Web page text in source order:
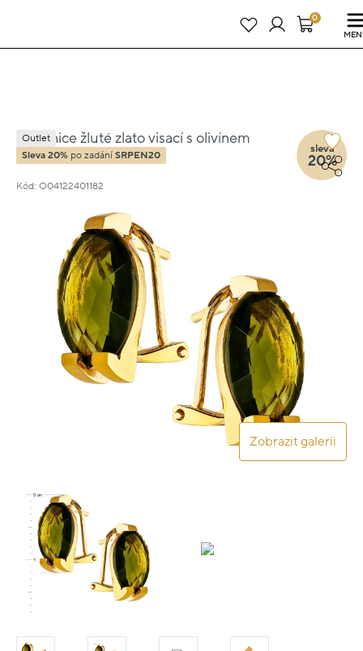
23 dní : 16h : 14m : 08s0
Náušnice žluté zlato visací s olivínem
1.2cm 6.94g
Kód: O04122401182
Zobrazit galerii
Outlet
Sleva 20% po zadání SRPEN20
sleva
20%